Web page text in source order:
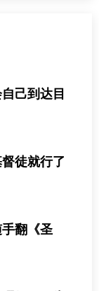
己到达目
徒就行了
翻《圣